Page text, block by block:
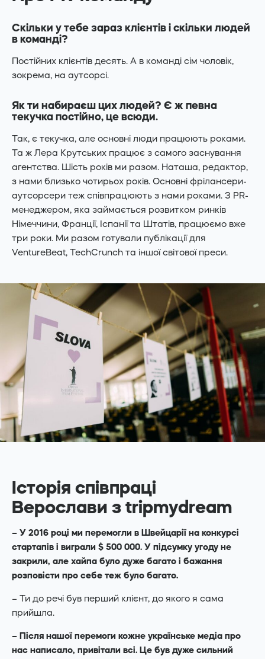
Скільки у тебе зараз клієнтів і скільки людей
в команді?
Постійних клієнтів десять. А в команді сім чоловік,
зокрема, на аутсорсі.
Як ти набираєш цих людей? Є ж певна
текучка постійно, це всюди.
Так, є текучка, але основні люди працюють роками.
Та ж Лера Крутських працює з самого заснування
агентства. Шість років ми разом. Наташа, редактор,
з нами близько чотирьох років. Основні фрілансери-
аутсорсери теж співпрацюють з нами роками. З PR-
менеджером, яка займається розвитком ринків
Німеччини, Франції, Іспанії та Штатів, працюємо вже
три роки. Ми разом готували публікації для
VentureBeat, TechCrunch та іншої світової преси.
Історія співпраці
Верослави з tripmydream
– У 2016 році ми перемогли в Швейцарії на конкурсі
стартапів і виграли $ 500 000. У підсумку угоду не
закрили, але хайпа було дуже багато і бажання
розповісти про себе теж було багато.
– Ти до речі був перший клієнт, до якого я сама
прийшла.
– Після нашої перемоги кожне українське медіа про
нас написало, привітали всі. Це був дуже сильний